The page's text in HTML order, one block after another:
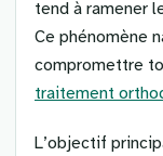
tend à ramener
Ce phénomène
compromettre
traitement
L’objectif